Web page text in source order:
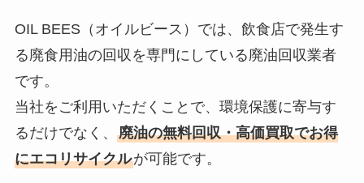
OIL BEES（オイルビース）では、飲食店で発生す
る廃食用油の回収を専門にしている廃油回収業者
です。
当社をご利用いただくことで、環境保護に寄与す
るだけでなく、 廃油の無料回収・高価買取でお得
にエコリサイクルが可能です。